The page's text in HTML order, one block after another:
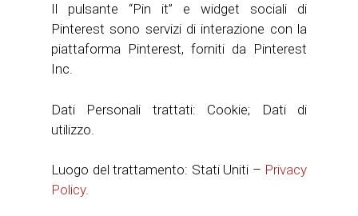
Il pulsante “Pin it” e widget sociali di
Pinterest sono servizi di interazione con la
piattaforma Pinterest, forniti da Pinterest
Inc.
Dati Personali trattati: Cookie; Dati di
utilizzo.
Luogo del trattamento: Stati Uniti – Privacy
Policy.